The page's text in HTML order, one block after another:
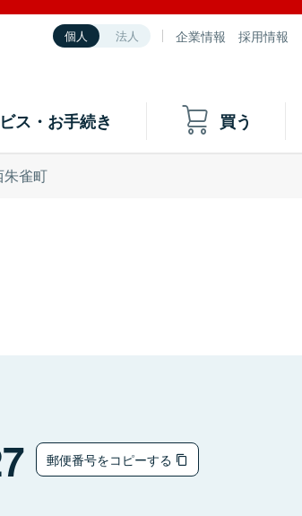
個人 法人 企業情報 採用情報
ス・お手続き 買う
朱雀町
郵便番号をコピーする